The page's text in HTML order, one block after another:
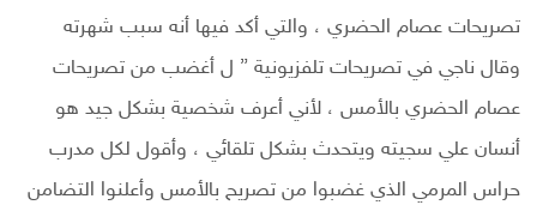
تصريحات عصام الحضري ، والتي أكد فيها أنه سبب شهرته
وقال ناجي في تصريحات تلفزيونية ” ل أغضب من تصريحات
عصام الحضري بالأمس ، لأني أعرف شخصية بشكل جيد هو
أنسان علي سجيته ويتحدث بشكل تلقائي ، وأقول لكل مدرب
حراس المرمي الذي غضبوا من تصريح بالأمس وأعلنوا التضامن